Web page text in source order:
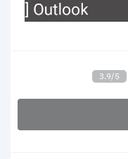
3.9/5